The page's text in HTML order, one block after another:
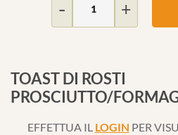
TOAST DI ROSTI
PROSCIUTTO/
EFFETTUA IL LOGIN PER